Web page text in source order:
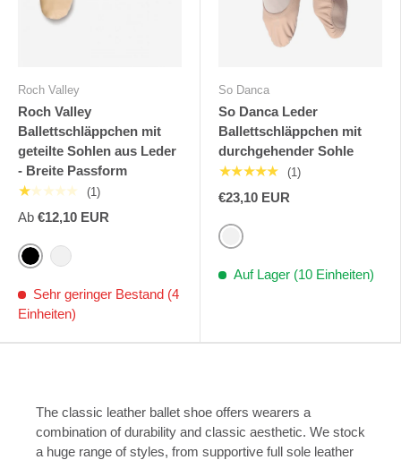
Roch Valley
Roch Valley
Ballettschläppchen mit
geteilte Sohlen aus Leder
- Breite Passform
★★★★★ (1)
Ab €12,10 EUR
Schwarz
Rosa
Sehr geringer Bestand (4
Einheiten)
So Danca
So Danca Leder
Ballettschläppchen mit
durchgehender Sohle
★★★★★ (1)
€23,10 EUR
Rosa
Auf Lager (10 Einheiten)
The classic leather ballet shoe offers wearers a
combination of durability and classic aesthetic. We stock
a huge range of styles, from supportive full sole leather